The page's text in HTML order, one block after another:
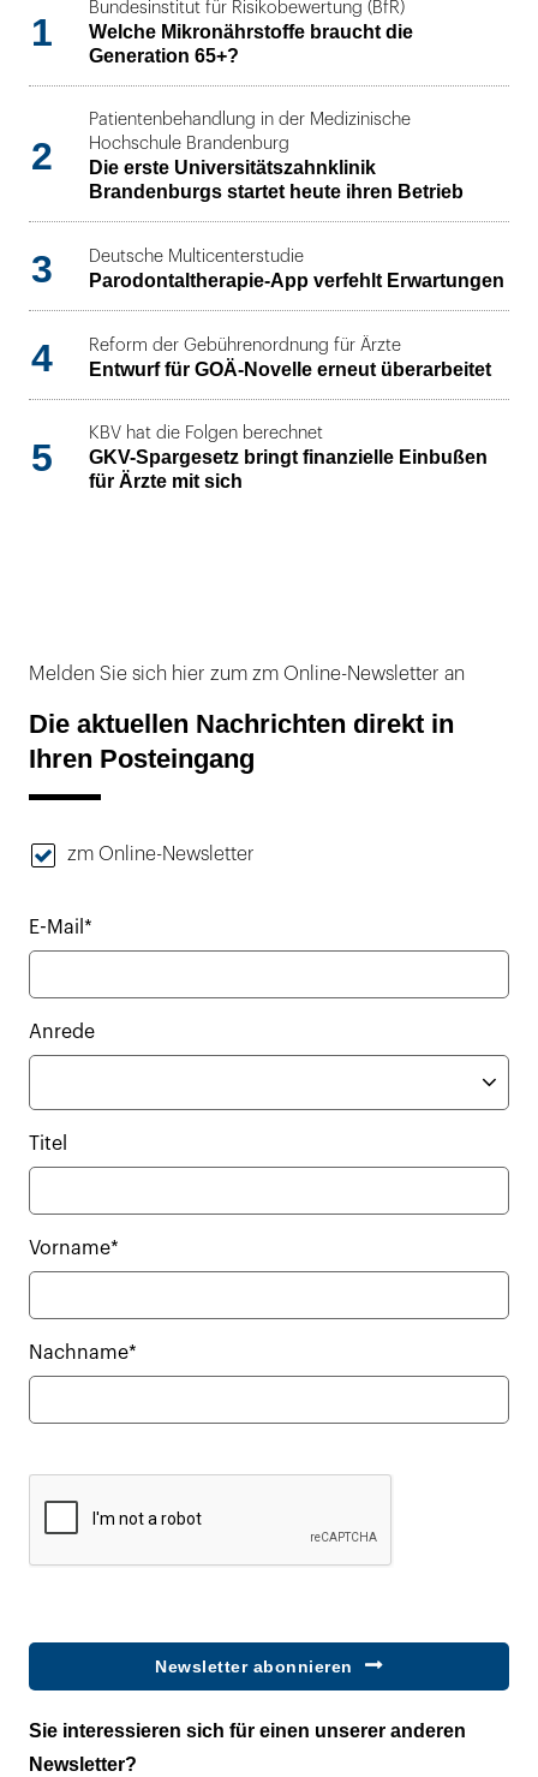
1
Bundesinstitut für Risikobewertung (BfR)
Welche Mikronährstoffe braucht die
Generation 65+?
2
Patientenbehandlung in der Medizinische
Hochschule Brandenburg
Die erste Universitätszahnklinik
Brandenburgs startet heute ihren Betrieb
3 Deutsche Multicenterstudie
Parodontaltherapie-App verfehlt Erwartungen
4 Reform der Gebührenordnung für Ärzte
Entwurf für GOÄ-Novelle erneut überarbeitet
5
KBV hat die Folgen berechnet
GKV-Spargesetz bringt finanzielle Einbußen
für Ärzte mit sich
Melden Sie sich hier zum zm Online-Newsletter an
Die aktuellen Nachrichten direkt in
Ihren Posteingang
zm Online-Newsletter
E-Mail*
Anrede
Titel
Vorname*
Nachname*
Newsletter abonnieren
Sie interessieren sich für einen unserer anderen
Newsletter?